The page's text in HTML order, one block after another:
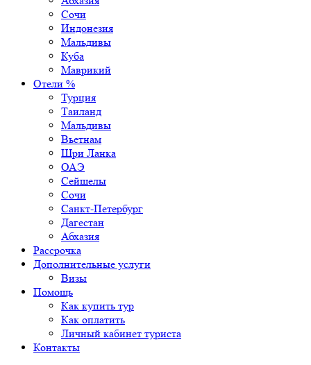
Сочи
Индонезия
Мальдивы
Куба
Маврикий
Отели %
Турция
Таиланд
Мальдивы
Вьетнам
Шри Ланка
ОАЭ
Сейшелы
Сочи
Санкт-Петербург
Дагестан
Абхазия
Рассрочка
Дополнительные услуги
Визы
Помощь
Как купить тур
Как оплатить
Личный кабинет туриста
Контакты